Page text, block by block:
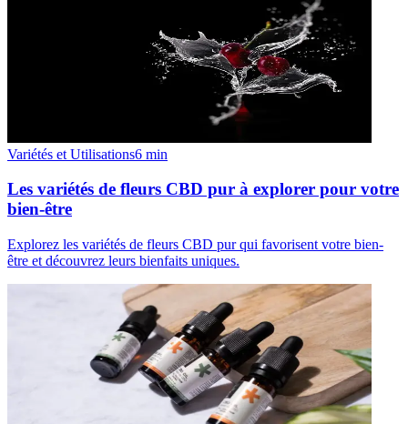
Variétés et Utilisations6 min
Les variétés de fleurs CBD pur à explorer pour votre
bien-être
Explorez les variétés de fleurs CBD pur qui favorisent votre bien-
être et découvrez leurs bienfaits uniques.